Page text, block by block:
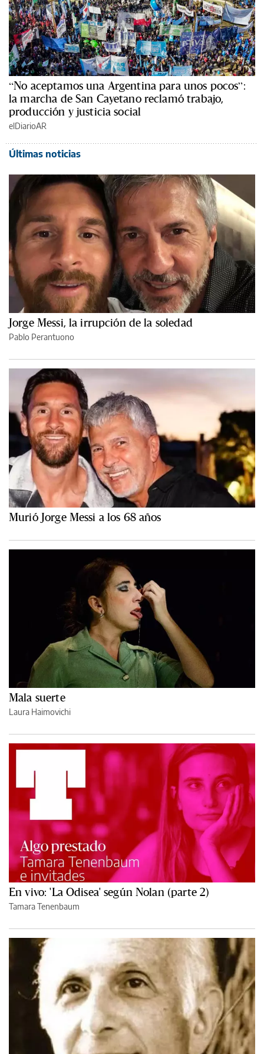
“No aceptamos una Argentina para unos pocos”:
la marcha de San Cayetano reclamó trabajo,
producción y justicia social
elDiarioAR
Últimas noticias
Jorge Messi, la irrupción de la soledad
Pablo Perantuono
Murió Jorge Messi a los 68 años
Mala suerte
Laura Haimovichi
En vivo: 'La Odisea' según Nolan (parte 2)
Tamara Tenenbaum